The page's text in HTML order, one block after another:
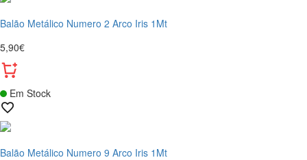
Balão Metálico Numero 2 Arco Iris 1Mt
5,90€
Em Stock
Balão Metálico Numero 9 Arco Iris 1Mt